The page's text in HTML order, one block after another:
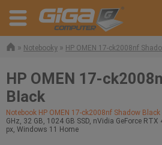
» Notebooky » HP OMEN 17-ck2008nf
HP OMEN 17-
Black
Notebook HP OMEN 17-ck2008nf Shadow Black
GHz, 32 GB, 1024 GB SSD, nVidia GeForce
px, Windows 11 Home